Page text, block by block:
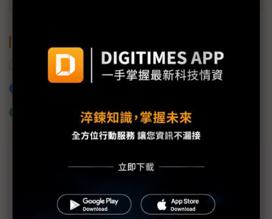
什麼是「關鍵字追蹤」
建熱潮將趨緩